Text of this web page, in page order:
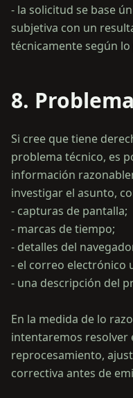
- la solicitud se base
subjetiva con un
8.
Si cree que tiene
problema técnico, es
información
investigar el asunto,
- capturas de pantalla;
- marcas de tiempo;
- detalles del
- el correo electrónico
- una descripción del
En la medida de lo
intentaremos resolver
reprocesamiento,